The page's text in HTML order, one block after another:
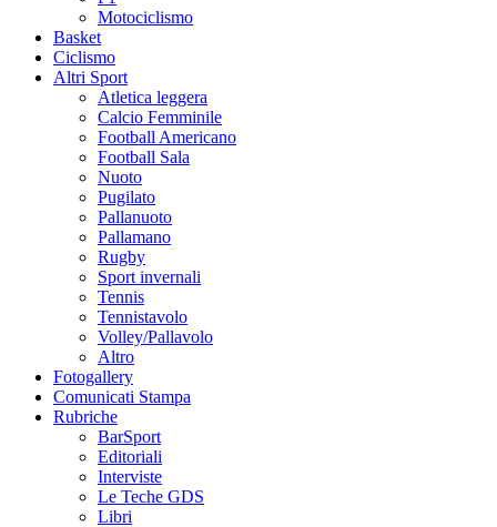
Motociclismo
Basket
Ciclismo
Altri Sport
Atletica leggera
Calcio Femminile
Football Americano
Football Sala
Nuoto
Pugilato
Pallanuoto
Pallamano
Rugby
Sport invernali
Tennis
Tennistavolo
Volley/Pallavolo
Altro
Fotogallery
Comunicati Stampa
Rubriche
BarSport
Editoriali
Interviste
Le Teche GDS
Libri